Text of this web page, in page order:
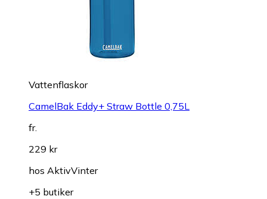
Vattenflaskor
CamelBak Eddy+ Straw Bottle 0,75L
fr.
229 kr
hos AktivVinter
+5 butiker